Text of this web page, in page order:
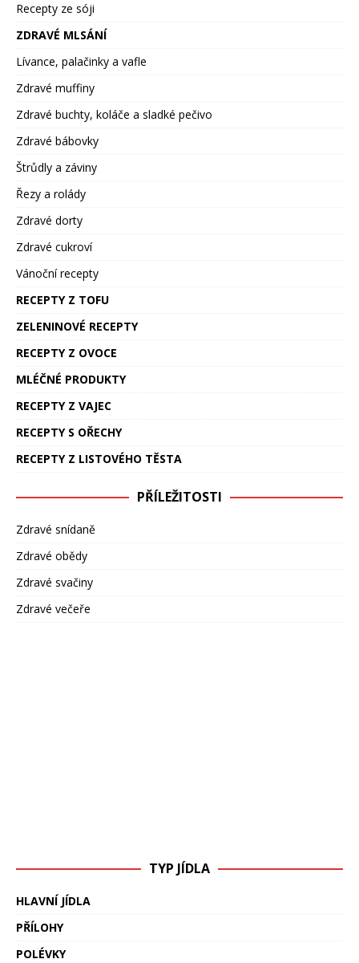
Recepty ze sóji
ZDRAVÉ MLSÁNÍ
Lívance, palačinky a vafle
Zdravé muffiny
Zdravé buchty, koláče a sladké pečivo
Zdravé bábovky
Štrůdly a záviny
Řezy a rolády
Zdravé dorty
Zdravé cukroví
Vánoční recepty
RECEPTY Z TOFU
ZELENINOVÉ RECEPTY
RECEPTY Z OVOCE
MLÉČNÉ PRODUKTY
RECEPTY Z VAJEC
RECEPTY S OŘECHY
RECEPTY Z LISTOVÉHO TĚSTA
PŘÍLEŽITOSTI
Zdravé snídaně
Zdravé obědy
Zdravé svačiny
Zdravé večeře
TYP JÍDLA
HLAVNÍ JÍDLA
PŘÍLOHY
POLÉVKY